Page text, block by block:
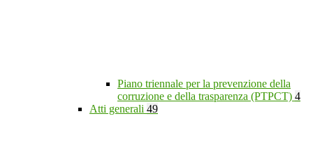
Piano triennale per la prevenzione della
corruzione e della trasparenza (PTPCT) 4
Atti generali 49